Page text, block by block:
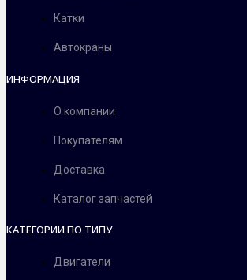
Катки
Автокраны
ИНФОРМАЦИЯ
О компании
Покупателям
Доставка
Каталог запчастей
КАТЕГОРИИ ПО ТИПУ
Двигатели